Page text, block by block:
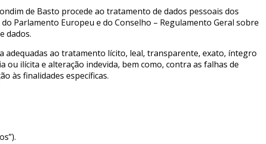
de Basto procede ao tratamento de dados pessoais dos
Parlamento Europeu e do Conselho – Regulamento Geral sobre
dados.
adequadas ao tratamento lícito, leal, transparente, exato, íntegro
ilícita e alteração indevida, bem como, contra as falhas de
às finalidades específicas.